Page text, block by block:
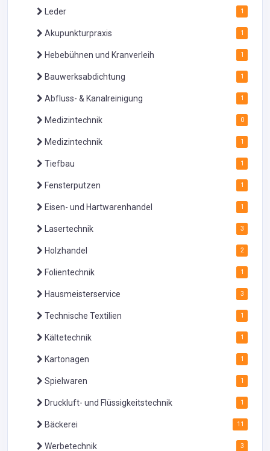
Leder 1
Akupunkturpraxis 1
Hebebühnen und Kranverleih 1
Bauwerksabdichtung 1
Abfluss- & Kanalreinigung 1
Medizintechnik 0
Medizintechnik 1
Tiefbau 1
Fensterputzen 1
Eisen- und Hartwarenhandel 1
Lasertechnik 3
Holzhandel 2
Folientechnik 1
Hausmeisterservice 3
Technische Textilien 1
Kältetechnik 1
Kartonagen 1
Spielwaren 1
Druckluft- und Flüssigkeitstechnik 1
Bäckerei 11
Werbetechnik 3